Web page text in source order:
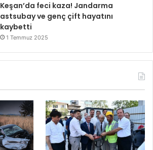
Keşan’da feci kaza! Jandarma
astsubay ve genç çift hayatını
kaybetti
1 Temmuz 2025